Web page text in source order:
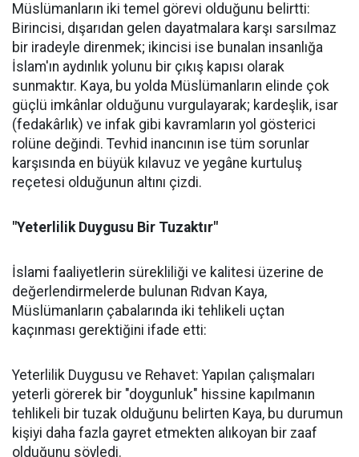
Müslümanların iki temel görevi olduğunu belirtti:
Birincisi, dışarıdan gelen dayatmalara karşı sarsılmaz
bir iradeyle direnmek; ikincisi ise bunalan insanlığa
İslam'ın aydınlık yolunu bir çıkış kapısı olarak
sunmaktır. Kaya, bu yolda Müslümanların elinde çok
güçlü imkânlar olduğunu vurgulayarak; kardeşlik, isar
(fedakârlık) ve infak gibi kavramların yol gösterici
rolüne değindi. Tevhid inancının ise tüm sorunlar
karşısında en büyük kılavuz ve yegâne kurtuluş
reçetesi olduğunun altını çizdi.
"Yeterlilik Duygusu Bir Tuzaktır"
İslami faaliyetlerin sürekliliği ve kalitesi üzerine de
değerlendirmelerde bulunan Rıdvan Kaya,
Müslümanların çabalarında iki tehlikeli uçtan
kaçınması gerektiğini ifade etti:
Yeterlilik Duygusu ve Rehavet: Yapılan çalışmaları
yeterli görerek bir "doygunluk" hissine kapılmanın
tehlikeli bir tuzak olduğunu belirten Kaya, bu durumun
kişiyi daha fazla gayret etmekten alıkoyan bir zaaf
olduğunu söyledi.